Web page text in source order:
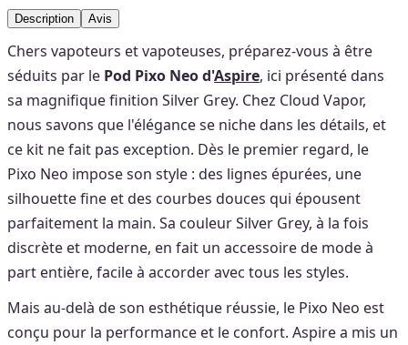
Description Avis
Chers vapoteurs et vapoteuses, préparez-vous à être
séduits par le Pod Pixo Neo d'Aspire, ici présenté dans
sa magnifique finition Silver Grey. Chez Cloud Vapor,
nous savons que l'élégance se niche dans les détails, et
ce kit ne fait pas exception. Dès le premier regard, le
Pixo Neo impose son style : des lignes épurées, une
silhouette fine et des courbes douces qui épousent
parfaitement la main. Sa couleur Silver Grey, à la fois
discrète et moderne, en fait un accessoire de mode à
part entière, facile à accorder avec tous les styles.
Mais au-delà de son esthétique réussie, le Pixo Neo est
conçu pour la performance et le confort. Aspire a mis un